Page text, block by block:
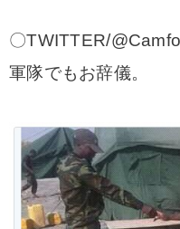
〇TWITTER/
軍隊でもお辞儀。